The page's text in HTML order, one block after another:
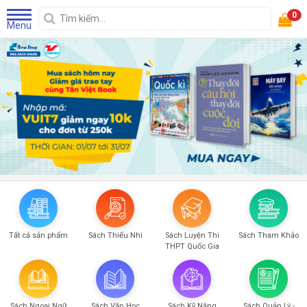
Menu
0
Tất cả sản phẩm Sách Thiếu Nhi
Sách Luyện Thi
THPT Quốc Gia
Sách Tham Khảo